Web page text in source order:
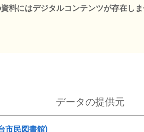
料にはデジタルコンテンツが存在しま
データの提供元
市民図書館)